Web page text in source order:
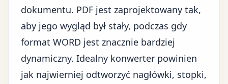
dokumentu. PDF jest zaprojektowany tak,
aby jego wygląd był stały, podczas gdy
format WORD jest znacznie bardziej
dynamiczny. Idealny konwerter powinien
jak najwierniej odtworzyć nagłówki, stopki,